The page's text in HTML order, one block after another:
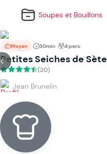
Soupes et Bouillons
Moyen 30min 4 pers.
Petites Seiches de
(20)
Jean Brunelin